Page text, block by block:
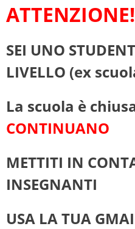
ATTENZIONE!
SEI UNO
LIVELLO (ex
La scuola è
CONTINUANO
METTITI IN
INSEGNANTI
USA LA TUA